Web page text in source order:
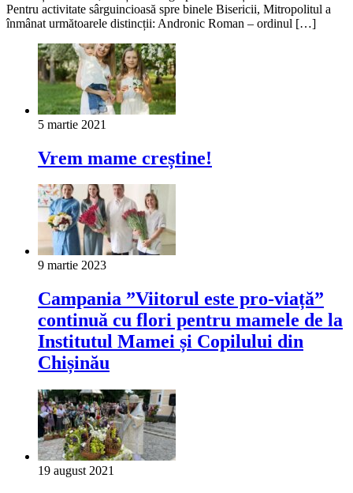
Pentru activitate sârguincioasă spre binele Bisericii, Mitropolitul a
înmânat următoarele distincții: Andronic Roman – ordinul […]
5 martie 2021
Vrem mame creștine!
9 martie 2023
Campania ”Viitorul este pro-viață”
continuă cu flori pentru mamele de la
Institutul Mamei și Copilului din
Chișinău
19 august 2021